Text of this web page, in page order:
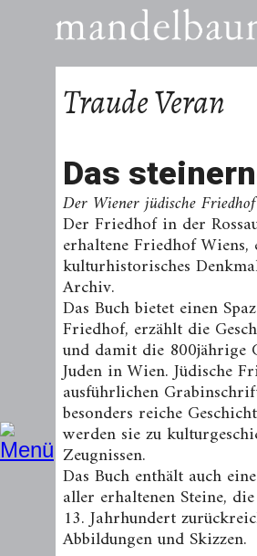
Traude Veran
Das
Der Wiener jüdische
Der Friedhof in der
erhaltene Friedhof
kulturhistorisches
Archiv.
Das Buch bietet einen
Friedhof, erzählt die
und damit die 800jährige
Juden in Wien. Jüdische
ausführlichen
besonders reiche
werden sie zu
Zeugnissen.
Das Buch enthält auch
aller erhaltenen Steine,
13. Jahrhundert
Abbildungen und Skizzen.